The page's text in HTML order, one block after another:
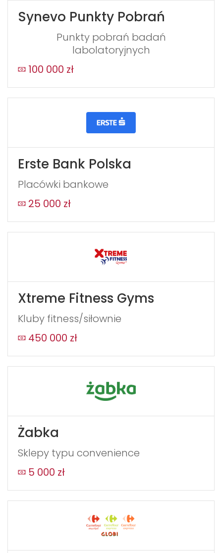
Synevo Punkty Pobrań
Punkty pobrań badań
labolatoryjnych
100 000 zł
Erste Bank Polska
Placówki bankowe
25 000 zł
Xtreme Fitness Gyms
Kluby fitness/siłownie
450 000 zł
Żabka
Sklepy typu convenience
5 000 zł